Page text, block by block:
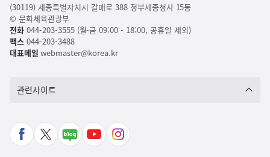
(30119) 세종특별자치시 갈매로 388 정부세종청사 15동
© 문화체육관광부
전화044-203-3555 (월-금 09:00 - 18:00, 공휴일 제외)
팩스 044-203-3488
대표메일 webmaster@korea.kr
관련사이트
페
X
네
유
인